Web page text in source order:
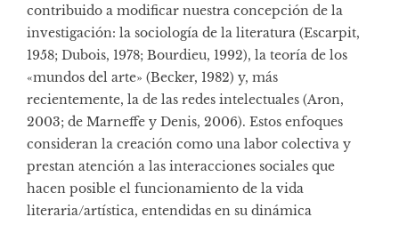
contribuido a modificar nuestra concepción de la
investigación: la sociología de la literatura (Escarpit,
1958; Dubois, 1978; Bourdieu, 1992), la teoría de los
«mundos del arte» (Becker, 1982) y, más
recientemente, la de las redes intelectuales (Aron,
2003; de Marneffe y Denis, 2006). Estos enfoques
consideran la creación como una labor colectiva y
prestan atención a las interacciones sociales que
hacen posible el funcionamiento de la vida
literaria/artística, entendidas en su dinámica